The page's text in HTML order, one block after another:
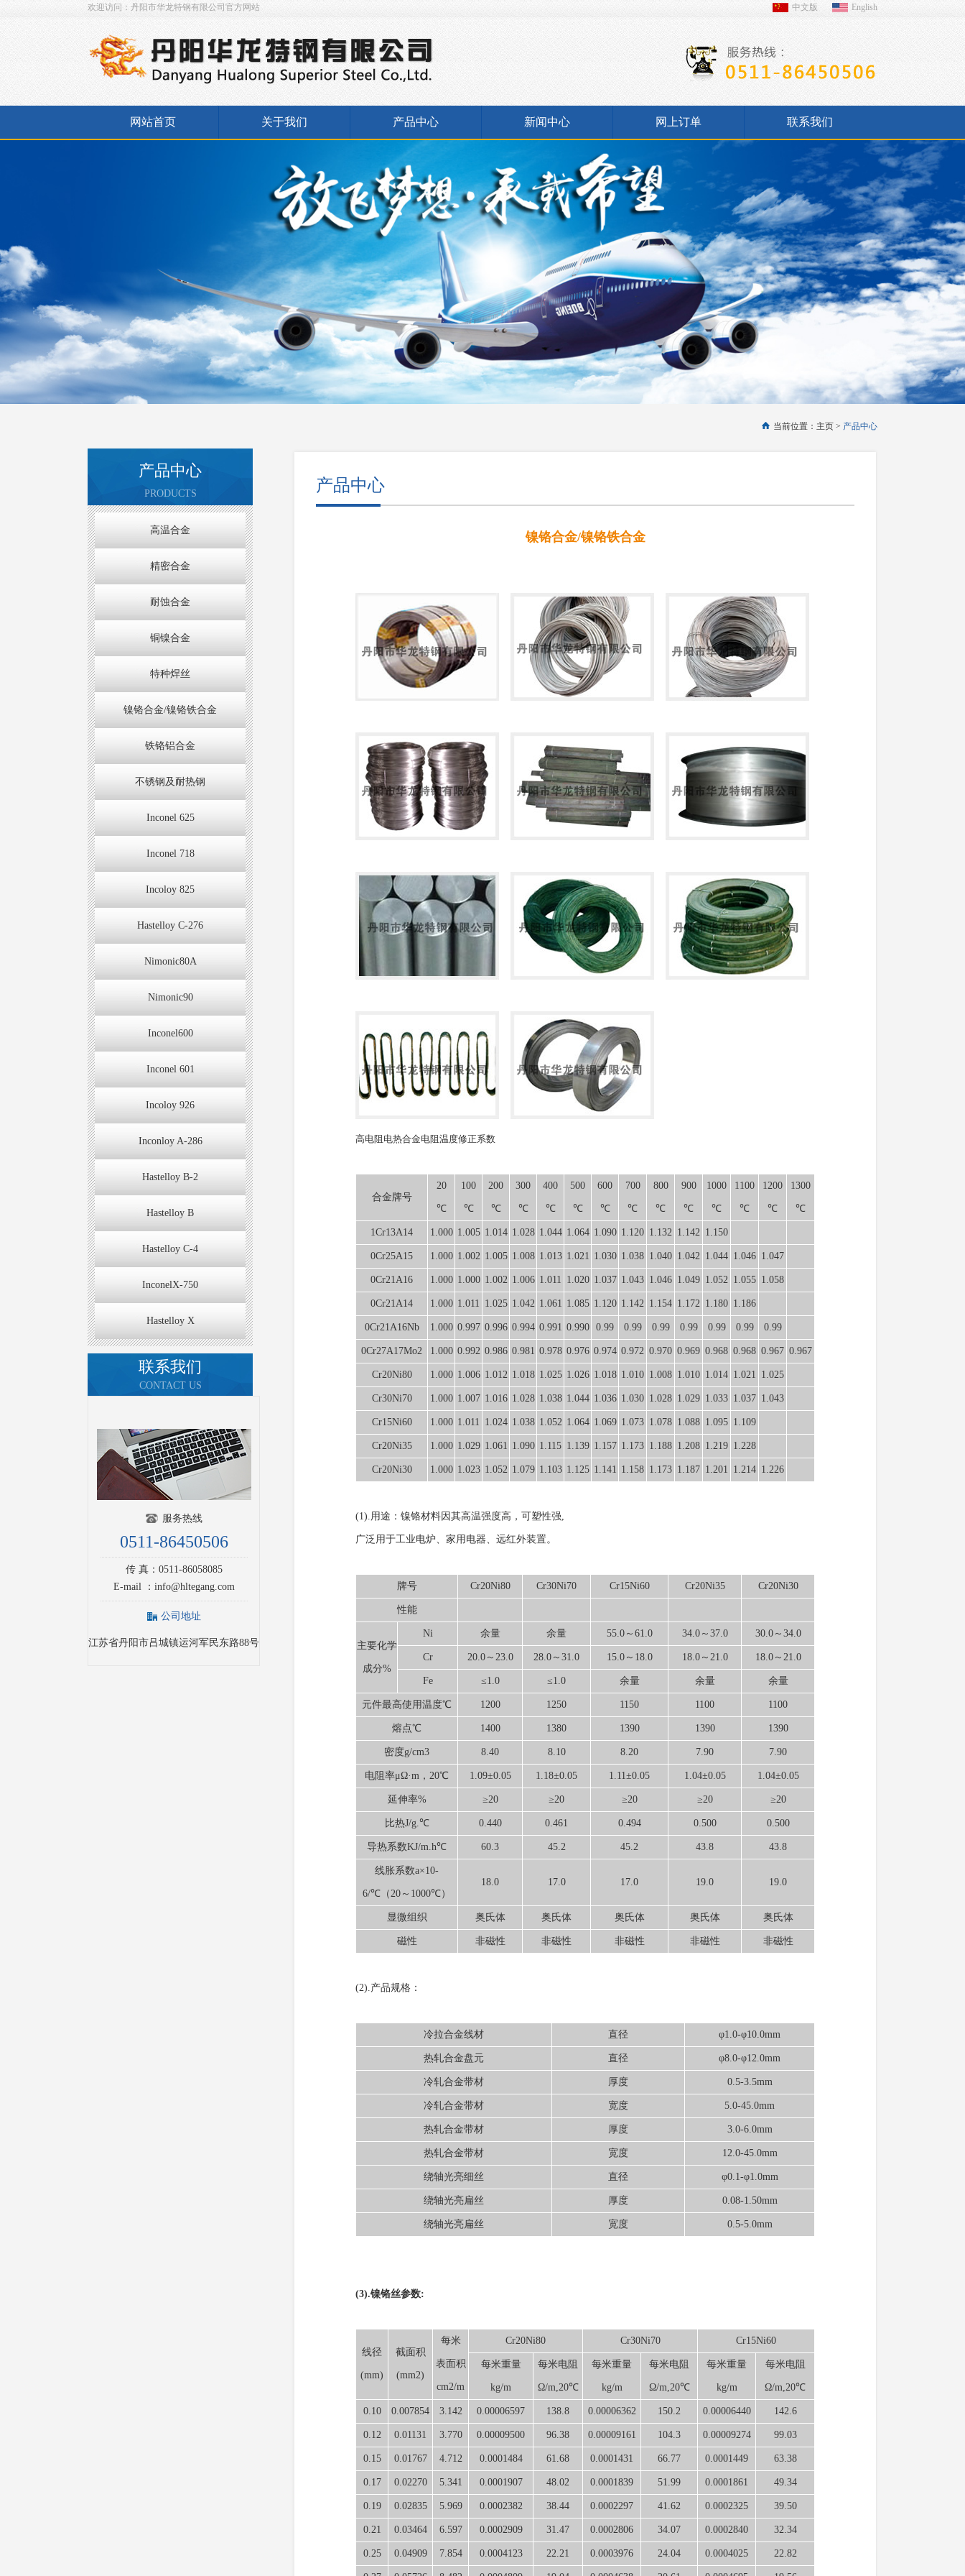
欢迎访问：丹阳市华龙特钢有限公司官方网站 中文版 English
网站首页 关于我们 产品中心 新闻中心 网上订单 联系我们
当前位置：主页 > 产品中心
产品中心
PRODUCTS
高温合金
精密合金
耐蚀合金
铜镍合金
特种焊丝
镍铬合金/镍铬铁合金
铁铬铝合金
不锈钢及耐热钢
Inconel 625
Inconel 718
Incoloy 825
Hastelloy C-276
Nimonic80A
Nimonic90
Inconel600
Inconel 601
Incoloy 926
Inconloy A-286
Hastelloy B-2
Hastelloy B
Hastelloy C-4
InconelX-750
Hastelloy X
联系我们
CONTACT US
服务热线
0511-86450506
传 真：0511-86058085
E-mail ：info@hltegang.com
公司地址
江苏省丹阳市吕城镇运河军民东路88号
产品中心
镍铬合金/镍铬铁合金
高电阻电热合金电阻温度修正系数
合金牌号
20
℃
100
℃
200
℃
300
℃
400
℃
500
℃
600
℃
700
℃
800
℃
900
℃
1000
℃
1100
℃
1200
℃
1300
℃
1Cr13A14 1.000 1.005 1.014 1.028 1.044 1.064 1.090 1.120 1.132 1.142 1.150
0Cr25A15 1.000 1.002 1.005 1.008 1.013 1.021 1.030 1.038 1.040 1.042 1.044 1.046 1.047
0Cr21A16 1.000 1.000 1.002 1.006 1.011 1.020 1.037 1.043 1.046 1.049 1.052 1.055 1.058
0Cr21A14 1.000 1.011 1.025 1.042 1.061 1.085 1.120 1.142 1.154 1.172 1.180 1.186
0Cr21A16Nb 1.000 0.997 0.996 0.994 0.991 0.990 0.99 0.99 0.99 0.99 0.99 0.99 0.99
0Cr27A17Mo2 1.000 0.992 0.986 0.981 0.978 0.976 0.974 0.972 0.970 0.969 0.968 0.968 0.967 0.967
Cr20Ni80 1.000 1.006 1.012 1.018 1.025 1.026 1.018 1.010 1.008 1.010 1.014 1.021 1.025
Cr30Ni70 1.000 1.007 1.016 1.028 1.038 1.044 1.036 1.030 1.028 1.029 1.033 1.037 1.043
Cr15Ni60 1.000 1.011 1.024 1.038 1.052 1.064 1.069 1.073 1.078 1.088 1.095 1.109
Cr20Ni35 1.000 1.029 1.061 1.090 1.115 1.139 1.157 1.173 1.188 1.208 1.219 1.228
Cr20Ni30 1.000 1.023 1.052 1.079 1.103 1.125 1.141 1.158 1.173 1.187 1.201 1.214 1.226
(1).用途：镍铬材料因其高温强度高，可塑性强,
广泛用于工业电炉、家用电器、远红外装置。
牌号 Cr20Ni80 Cr30Ni70 Cr15Ni60 Cr20Ni35 Cr20Ni30
性能
主要化学
成分%
Ni 余量 余量 55.0～61.0 34.0～37.0 30.0～34.0
Cr 20.0～23.0 28.0～31.0 15.0～18.0 18.0～21.0 18.0～21.0
Fe ≤1.0 ≤1.0 余量 余量 余量
元件最高使用温度℃ 1200 1250 1150 1100 1100
熔点℃ 1400 1380 1390 1390 1390
密度g/cm3 8.40 8.10 8.20 7.90 7.90
电阻率μΩ·m，20℃ 1.09±0.05 1.18±0.05 1.11±0.05 1.04±0.05 1.04±0.05
延伸率% ≥20 ≥20 ≥20 ≥20 ≥20
比热J/g.℃ 0.440 0.461 0.494 0.500 0.500
导热系数KJ/m.h℃ 60.3 45.2 45.2 43.8 43.8
线胀系数a×10-
6/℃（20～1000℃）
18.0 17.0 17.0 19.0 19.0
显微组织 奥氏体 奥氏体 奥氏体 奥氏体 奥氏体
磁性 非磁性 非磁性 非磁性 非磁性 非磁性
(2).产品规格：
冷拉合金线材 直径 φ1.0-φ10.0mm
热轧合金盘元 直径 φ8.0-φ12.0mm
冷轧合金带材 厚度 0.5-3.5mm
冷轧合金带材 宽度 5.0-45.0mm
热轧合金带材 厚度 3.0-6.0mm
热轧合金带材 宽度 12.0-45.0mm
绕轴光亮细丝 直径 φ0.1-φ1.0mm
绕轴光亮扁丝 厚度 0.08-1.50mm
绕轴光亮扁丝 宽度 0.5-5.0mm
(3).镍铬丝参数:
线径
(mm)
截面积
(mm2)
每米
表面积
cm2/m
Cr20Ni80 Cr30Ni70 Cr15Ni60
每米重量
kg/m
每米电阻
Ω/m,20℃
每米重量
kg/m
每米电阻
Ω/m,20℃
每米重量
kg/m
每米电阻
Ω/m,20℃
0.10 0.007854 3.142 0.00006597 138.8 0.00006362 150.2 0.00006440 142.6
0.12 0.01131 3.770 0.00009500 96.38 0.00009161 104.3 0.00009274 99.03
0.15 0.01767 4.712 0.0001484 61.68 0.0001431 66.77 0.0001449 63.38
0.17 0.02270 5.341 0.0001907 48.02 0.0001839 51.99 0.0001861 49.34
0.19 0.02835 5.969 0.0002382 38.44 0.0002297 41.62 0.0002325 39.50
0.21 0.03464 6.597 0.0002909 31.47 0.0002806 34.07 0.0002840 32.34
0.25 0.04909 7.854 0.0004123 22.21 0.0003976 24.04 0.0004025 22.82